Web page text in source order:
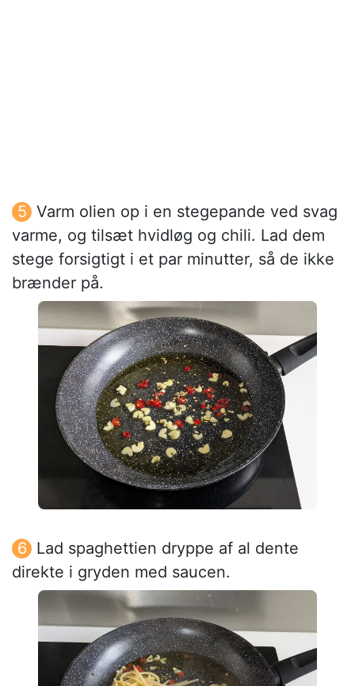
Varm olien op i en stegepande ved svag
varme, og tilsæt hvidløg og chili. Lad dem
stege forsigtigt i et par minutter, så de ikke
brænder på.
Lad spaghettien dryppe af al dente
direkte i gryden med saucen.